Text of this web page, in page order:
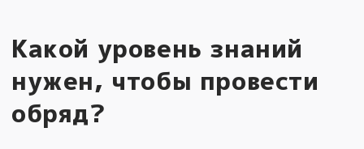
Какой уровень знаний
нужен, чтобы провести
обряд?